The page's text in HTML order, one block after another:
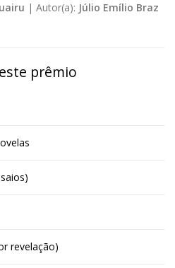
| Autor(a): Júlio Emílio Braz
prêmio
revelação)